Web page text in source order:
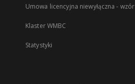
Umowa licencyjna niewyłączna - wzór
Klaster WMBC
Statystyki